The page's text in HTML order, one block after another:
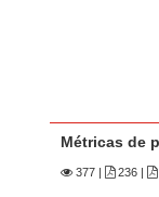
Métricas de
377 | 236 |